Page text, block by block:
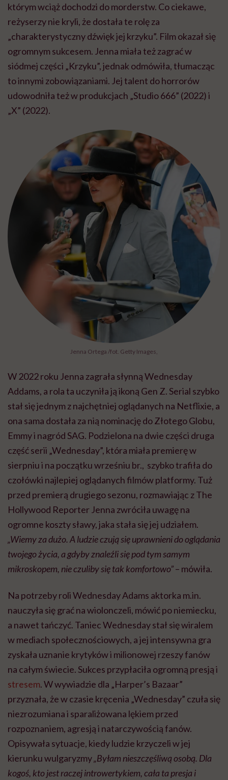
którym wciąż dochodzi do morderstw. Co ciekawe,
reżyserzy nie kryli, że dostała te rolę za
„charakterystyczny dźwięk jej krzyku”. Film okazał się
ogromnym sukcesem. Jenna miała też zagrać w
siódmej części „Krzyku”, jednak odmówiła, tłumacząc
to innymi zobowiązaniami. Jej talent do horrorów
udowodniła też w produkcjach „Studio 666” (2022) i
„X” (2022).
Jenna Ortega /fot. Getty Images,
W 2022 roku Jenna zagrała słynną Wednesday
Addams, a rola ta uczyniła ją ikoną Gen Z. Serial szybko
stał się jednym z najchętniej oglądanych na Netflixie, a
ona sama dostała za nią nominację do Złotego Globu,
Emmy i nagród SAG. Podzielona na dwie części druga
część serii „Wednesday”, która miała premierę w
sierpniu i na początku wrześniu br., szybko trafiła do
czołówki najlepiej oglądanych filmów platformy. Tuż
przed premierą drugiego sezonu, rozmawiając z The
Hollywood Reporter Jenna zwróciła uwagę na
ogromne koszty sławy, jaka stała się jej udziałem.
„Wiemy za dużo. A ludzie czują się uprawnieni do oglądania
twojego życia, a gdyby znaleźli się pod tym samym
mikroskopem, nie czuliby się tak komfortowo”– mówiła.
Na potrzeby roli Wednesday Adams aktorka m.in.
nauczyła się grać na wiolonczeli, mówić po niemiecku,
a nawet tańczyć. Taniec Wednesday stał się wiralem
w mediach społecznościowych, a jej intensywna gra
zyskała uznanie krytyków i milionowej rzeszy fanów
na całym świecie. Sukces przypłaciła ogromną presją i
stresem. W wywiadzie dla „Harper’s Bazaar”
przyznała, że w czasie kręcenia „Wednesday” czuła się
niezrozumiana i sparaliżowana lękiem przed
rozpoznaniem, agresją i natarczywością fanów.
Opisywała sytuacje, kiedy ludzie krzyczeli w jej
kierunku wulgaryzmy„Byłam nieszczęśliwą osobą. Dla
kogoś, kto jest raczej introwertykiem, cała ta presja i